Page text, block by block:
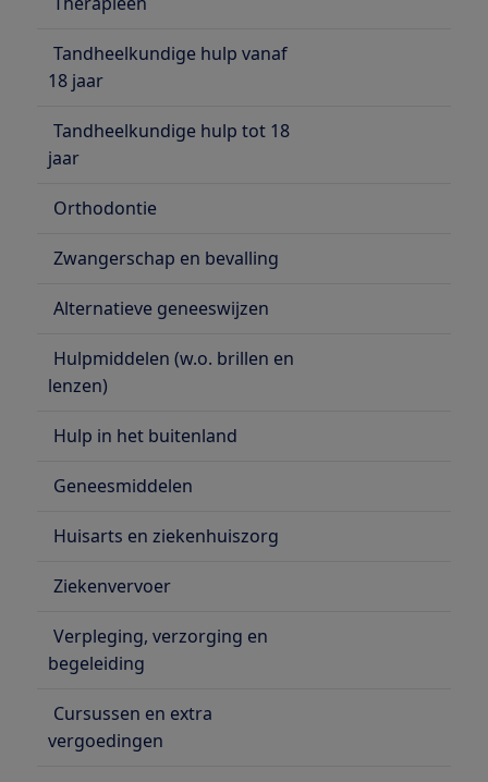
Tandheelkundige hulp vanaf
18 jaar
Tandheelkundige hulp tot 18
jaar
Orthodontie
Zwangerschap en bevalling
Alternatieve geneeswijzen
Hulpmiddelen (w.o. brillen en
lenzen)
Hulp in het buitenland
Geneesmiddelen
Huisarts en ziekenhuiszorg
Ziekenvervoer
Verpleging, verzorging en
begeleiding
Cursussen en extra
vergoedingen